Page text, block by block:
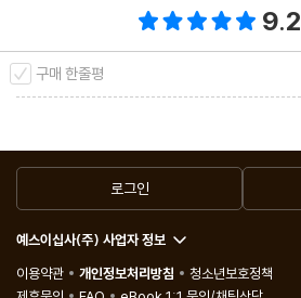
9.2
구매 한줄평
로그인
예스이십사(주) 사업자 정보
이용약관
개인정보처리방침
청소년보호정책